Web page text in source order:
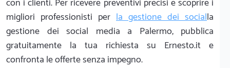
migliori professionisti per la gestione dei socialla
gestione dei social media a Palermo, pubblica
gratuitamente la tua richiesta su Ernesto.it e
confronta le offerte senza impegno.